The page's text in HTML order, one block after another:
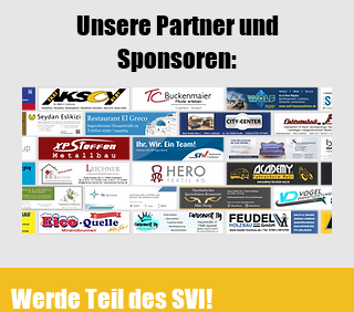
Unsere Partner und
Sponsoren:
Werde Teil des SVI!